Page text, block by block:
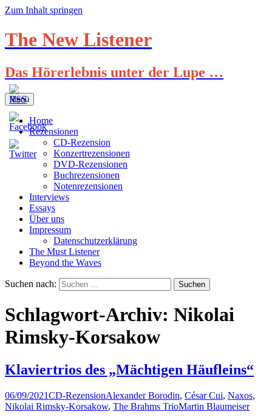
Zum Inhalt springen
The New Listener
Das Hörerlebnis unter der Lupe …
Menü
Home
Rezensionen
CD-Rezension
Konzertrezensionen
DVD-Rezensionen
Buchrezensionen
Notenrezensionen
Interviews
Essays
Über uns
Impressum
Datenschutzerklärung
The Must Listener
Beyond the Waves
Suchen nach:
Schlagwort-Archiv: Nikolai
Rimsky-Korsakow
Klaviertrios des „Mächtigen Häufleins“
06/09/2021CD-RezensionAlexander Borodin, César Cui, Naxos,
Nikolai Rimsky-Korsakow, The Brahms TrioMartin Blaumeiser